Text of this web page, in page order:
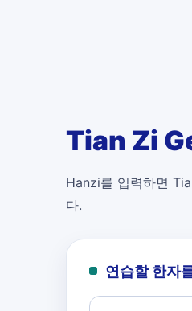
Tian Zi
Hanzi를 입력하면
다.
연습할 한자